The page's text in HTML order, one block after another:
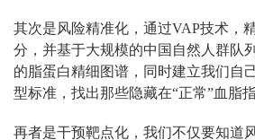
其次是风险精准化，通过VAP技术，
分，并基于大规模的中国自然人群队
的脂蛋白精细图谱，同时建立我们自
型标准，找出那些隐藏在“正常”血脂
再者是干预靶点化，我们不仅要知道